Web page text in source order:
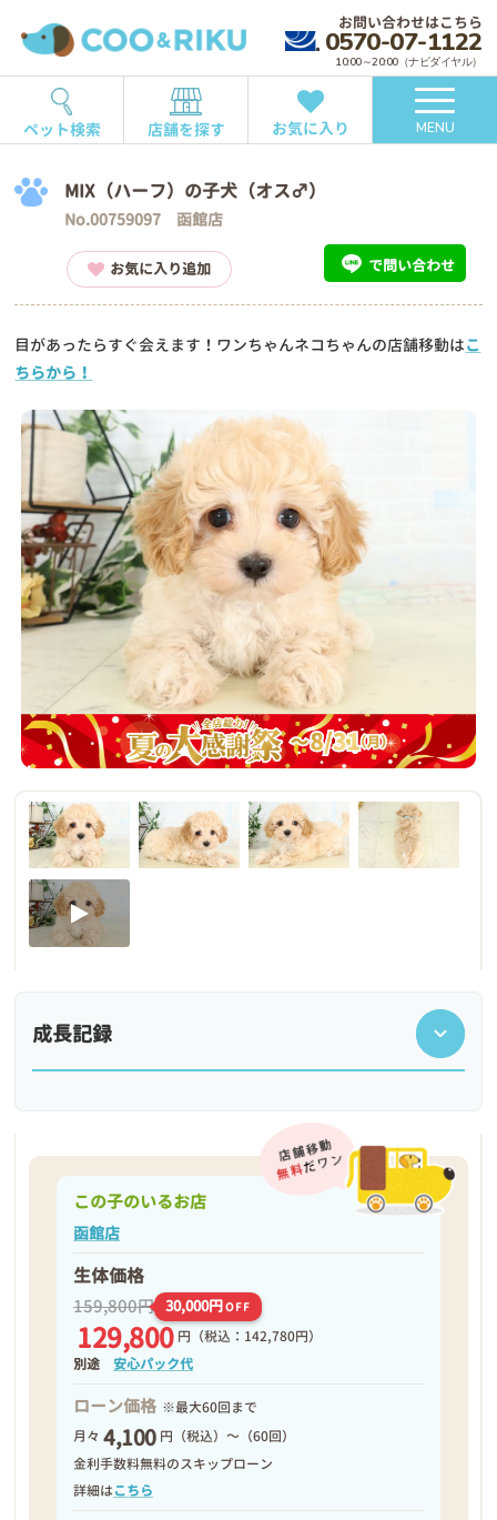
お問い合わせはこちら
0570-07-1122
10:00～20:00（ナビダイヤル）
ペット検索 店舗を探す お気に入り MENU
MIX（ハーフ）の子犬（オス♂）
No.00759097 函館店
お気に入り追加 で問い合わせ
目があったらすぐ会えます！ワンちゃんネコちゃんの店舗移動はこ
ちらから！
成長記録
この子のいるお店
函館店
生体価格
159,800円 30,000円OFF
129,800 円 （税込：142,780円）
別途安心パック代
ローン価格 ※最大60回まで
月々 4,100 円（税込）～（60回）
金利手数料無料のスキップローン
詳細はこちら